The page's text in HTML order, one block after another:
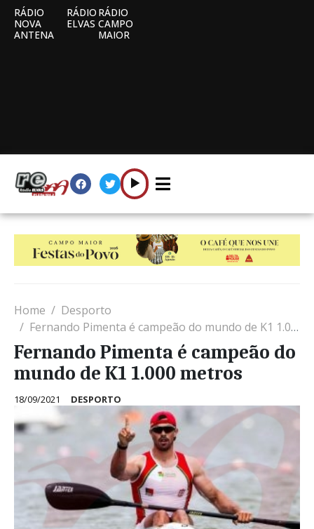
RÁDIO
NOVA
ANTENA
RÁDIO
ELVAS
RÁDIO
CAMPO
MAIOR
Home
Desporto
Fernando Pimenta é campeão do mundo de K1 1.000 metros
Fernando Pimenta é campeão do
mundo de K1 1.000 metros
18/09/2021 DESPORTO